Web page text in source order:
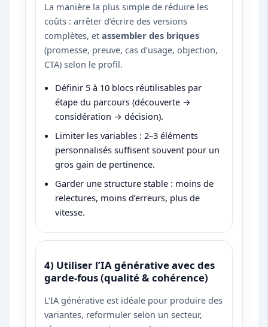
La manière la plus simple de réduire les
coûts : arrêter d’écrire des versions
complètes, etassembler des briques
(promesse, preuve, cas d’usage, objection,
CTA) selon le profil.
Définir 5 à 10 blocs réutilisables par
étape du parcours (découverte →
considération → décision).
Limiter les variables : 2–3 éléments
personnalisés suffisent souvent pour un
gros gain de pertinence.
Garder une structure stable : moins de
relectures, moins d’erreurs, plus de
vitesse.
4) Utiliser l’IA générative avec des
garde-fous (qualité & cohérence)
L’IA générative est idéale pour produire des
variantes, reformuler selon un secteur,